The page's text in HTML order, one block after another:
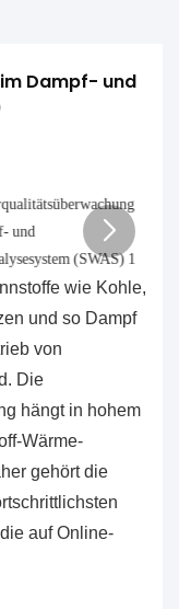
Dampf- und
wie Kohle,
und so Dampf
von
Die
hängt in hohem
Wärme-
gehört die
auf Online-